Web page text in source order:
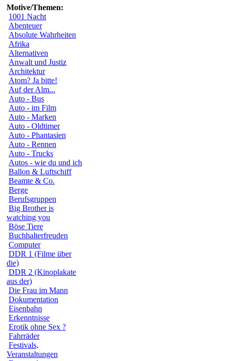
Motive/Themen:
1001 Nacht
Abenteuer
Absolute Wahrheiten
Afrika
Alternativen
Anwalt und Justiz
Architektur
Atom? Ja bitte!
Auf der Alm...
Auto - Bus
Auto - im Film
Auto - Marken
Auto - Oldtimer
Auto - Phantasien
Auto - Rennen
Auto - Trucks
Autos - wie du und ich
Ballon & Luftschiff
Beamte & Co.
Berge
Berufsgruppen
Big Brother is
watching you
Böse Tiere
Buchhalterfreuden
Computer
DDR 1 (Filme über
die)
DDR 2 (Kinoplakate
aus der)
Die Frau im Mann
Dokumentation
Eisenbahn
Erkenntnisse
Erotik ohne Sex ?
Fahrräder
Festivals,
Veranstaltungen